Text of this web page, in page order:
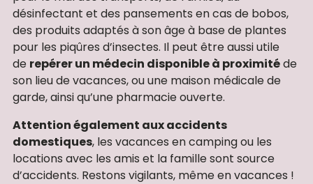
désinfectant et des pansements en cas de bobos,
des produits adaptés à son âge à base de plantes
pour les piqûres d’insectes. Il peut être aussi utile
de repérer un médecin disponible à proximitéde
son lieu de vacances, ou une maison médicale de
garde, ainsi qu’une pharmacie ouverte.
Attention également aux accidents
domestiques, les vacances en camping ou les
locations avec les amis et la famille sont source
d’accidents. Restons vigilants, même en vacances !